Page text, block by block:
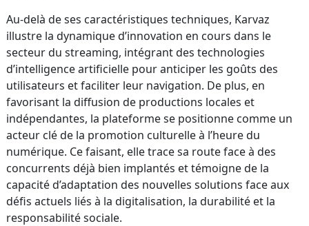
Au-delà de ses caractéristiques techniques, Karvaz
illustre la dynamique d’innovation en cours dans le
secteur du streaming, intégrant des technologies
d’intelligence artificielle pour anticiper les goûts des
utilisateurs et faciliter leur navigation. De plus, en
favorisant la diffusion de productions locales et
indépendantes, la plateforme se positionne comme un
acteur clé de la promotion culturelle à l’heure du
numérique. Ce faisant, elle trace sa route face à des
concurrents déjà bien implantés et témoigne de la
capacité d’adaptation des nouvelles solutions face aux
défis actuels liés à la digitalisation, la durabilité et la
responsabilité sociale.